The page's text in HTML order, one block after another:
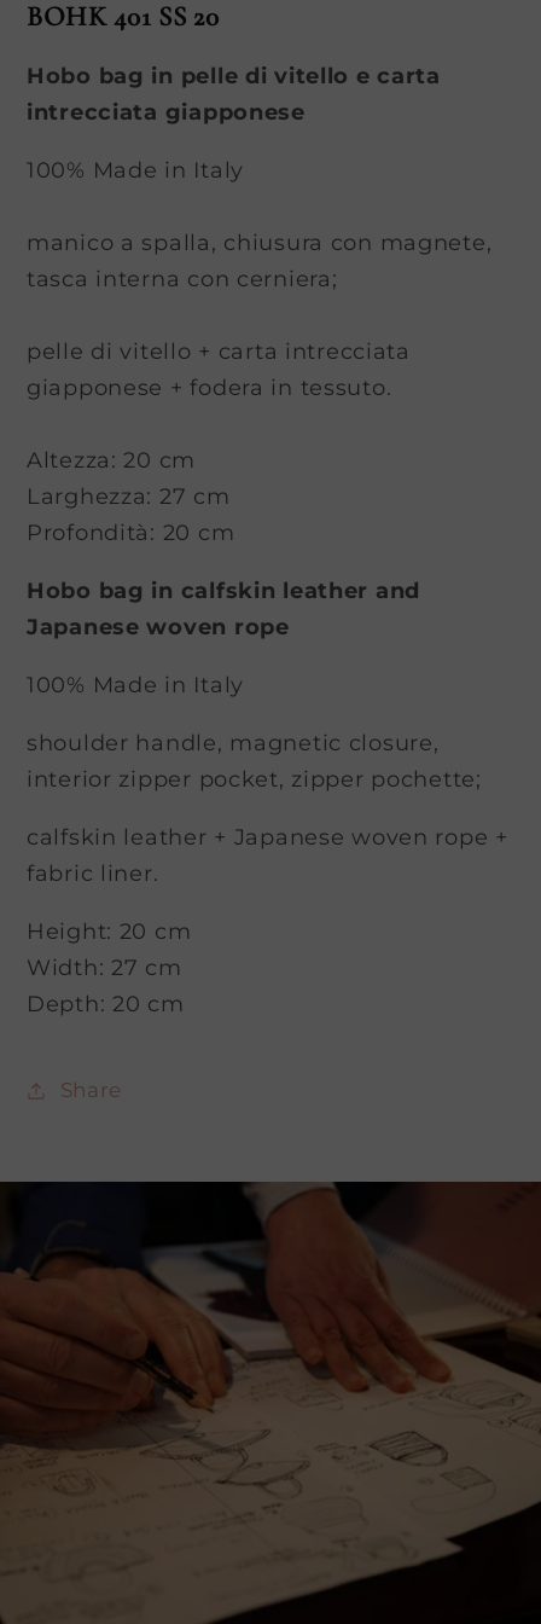
BOHK 401 SS 20
Hobo bag in pelle di vitello e carta
intrecciata giapponese
100% Made in Italy
manico a spalla, chiusura con magnete,
tasca interna con cerniera;
pelle di vitello + carta intrecciata
giapponese + fodera in tessuto.
Altezza: 20 cm
Larghezza: 27 cm
Profondità: 20 cm
Hobo bag in calfskin leather and
Japanese woven rope
100% Made in Italy
shoulder handle, magnetic closure,
interior zipper pocket, zipper pochette;
calfskin leather + Japanese woven rope +
fabric liner.
Height: 20 cm
Width: 27 cm
Depth: 20 cm
Share